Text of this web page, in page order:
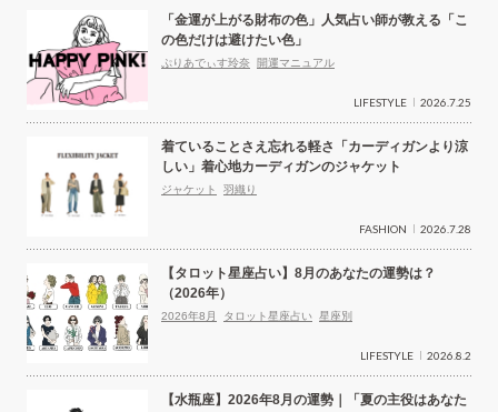
「金運が上がる財布の色」人気占い師が教える「こ
の色だけは避けたい色」
ぷりあでぃす玲奈 開運マニュアル
LIFESTYLE 2026.7.25
着ていることさえ忘れる軽さ「カーディガンより涼
しい」着心地カーディガンのジャケット
ジャケット 羽織り
FASHION 2026.7.28
【タロット星座占い】8月のあなたの運勢は？
（2026年）
2026年8月 タロット星座占い 星座別
LIFESTYLE 2026.8.2
【水瓶座】2026年8月の運勢｜「夏の主役はあなた